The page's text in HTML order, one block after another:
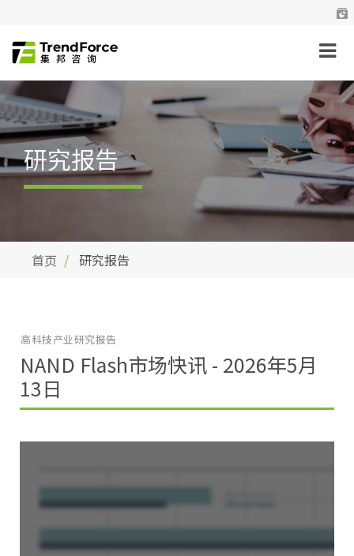
研究报告
首页 研究报告
NAND Flash市场快讯 - 2026年5月
13日
高科技产业研究报告